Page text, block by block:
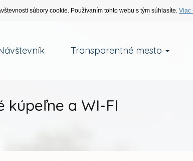
súbory cookie. Používaním tohto webu s tým súhlasíte. Viac
Transparentné mesto
kúpeľne a WI-FI